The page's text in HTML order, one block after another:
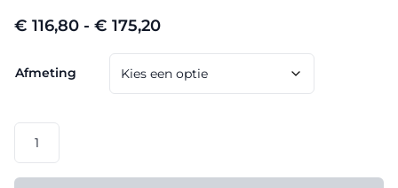
€ 116,80 - € 175,20Prijsklasse:
€ 116,80
tot
€ 175,20
Afmeting
model
C07a